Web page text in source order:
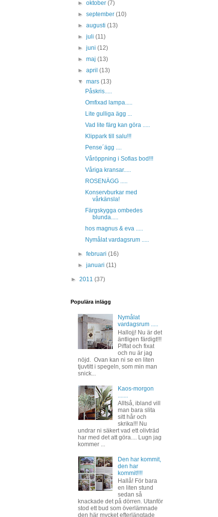
►oktober(7)
►september(10)
►augusti(13)
►juli(11)
►juni(12)
►maj(13)
►april(13)
▼mars(13)
Påskris.....
Omfixad lampa.....
Lite gulliga ägg ...
Vad lite färg kan göra .....
Klippark till salu!!!
Pense´ägg ....
Våröppning i Sofias bod!!!
Våriga kransar.....
ROSENÄGG .....
Konservburkar med
vårkänsla!
Färgskygga ombedes
blunda.....
hos magnus & eva .....
Nymålat vardagsrum .....
►februari(16)
►januari(11)
► 2011 (37)
Populära inlägg
Nymålat
vardagsrum .....
Hallojj! Nu är det
äntligen färdigt!!!
Piffat och fixat
och nu är jag
nöjd. Ovan kan ni se en liten
tjuvtitt i spegeln, som min man
snick...
Kaos-morgon
Alltså, ibland vill
man bara slita
sitt hår och
skrika!!! Nu
undrar ni säkert vad ett olivträd
har med det att göra.... Lugn jag
kommer ...
Den har kommit,
den har
kommit!!!!
Hallå! För bara
en liten stund
sedan så
knackade det på dörren. Utanför
stod ett bud som överlämnade
den här mycket efterlängtade